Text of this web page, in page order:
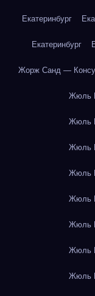
Екатеринбург
Екатеринбург
Жорж Санд —
Жюль
Жюль
Жюль
Жюль
Жюль
Жюль
Жюль
Жюль